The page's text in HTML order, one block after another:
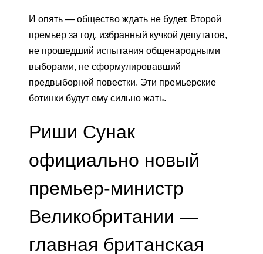
И опять — общество ждать не будет. Второй
премьер за год, избранный кучкой депутатов,
не прошедший испытания общенародными
выборами, не сформулировавший
предвыборной повестки. Эти премьерские
ботинки будут ему сильно жать.
Риши Сунак
официально новый
премьер-министр
Великобритании —
главная британская